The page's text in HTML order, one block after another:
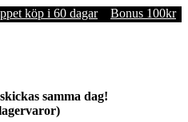
köp i 60 dagar Bonus 100kr
samma dag!